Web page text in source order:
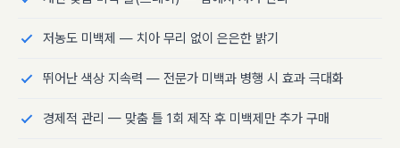
저농도 미백제 — 치아 무리 없이 은은한 밝기
뛰어난 색상 지속력 — 전문가 미백과 병행 시 효과 극대화
경제적 관리 — 맞춤 틀 1회 제작 후 미백제만 추가 구매